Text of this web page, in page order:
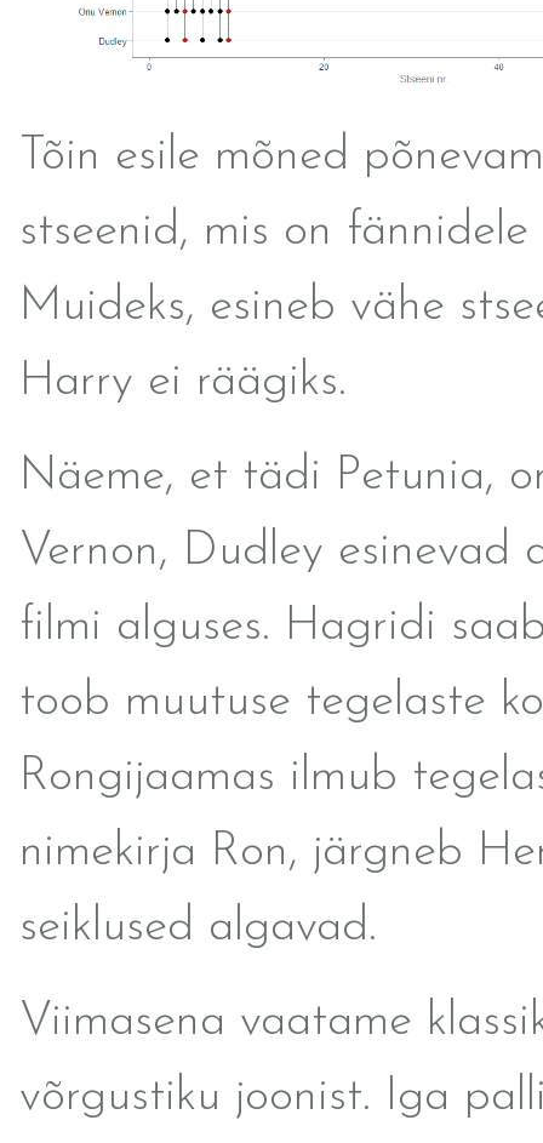
Tõin esile mõned
stseenid, mis on
Muideks, esineb vähe
Harry ei räägiks.
Näeme, et tädi Petunia,
Vernon, Dudley esinevad
filmi alguses. Hagridi
toob muutuse tegelaste
Rongijaamas ilmub
nimekirja Ron, järgneb
seiklused algavad.
Viimasena vaatame
võrgustiku joonist. Iga